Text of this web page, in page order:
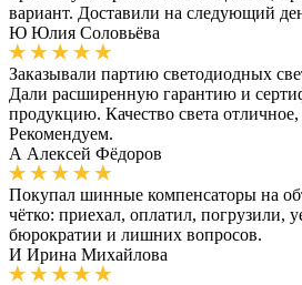
вариант. Доставили на следующий
Ю Юлия Соловьёва
Заказывали партию светодиодных
Дали расширенную гарантию и
продукцию. Качество света
Рекомендуем.
А Алексей Фёдоров
Покупал шинные компенсаторы на
чётко: приехал, оплатил, погрузили,
бюрократии и лишних вопросов.
И Ирина Михайлова